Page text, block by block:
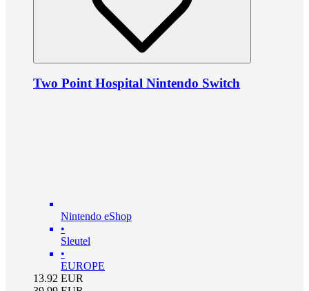
Two Point Hospital Nintendo Switch
Nintendo eShop
•
Sleutel
•
EUROPE
13.92 EUR